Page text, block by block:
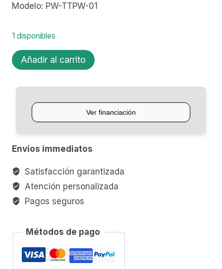
Modelo: PW-TTPW-01
1 disponibles
MANIVELA
PLANET
Añadir al carrito
Envíos immediatos
Satisfacción garantizada
Atención personalizada
Pagos seguros
Métodos de pago